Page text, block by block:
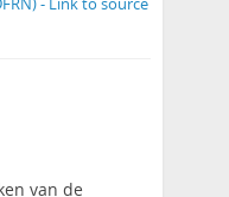
van de